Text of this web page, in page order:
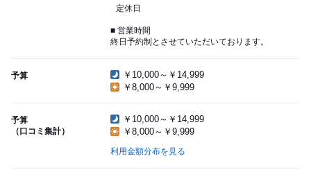
定休日
■ 営業時間
終日予約制とさせていただいております。
予算
￥10,000～￥14,999
￥8,000～￥9,999
予算
（口コミ集計）
￥10,000～￥14,999
￥8,000～￥9,999
利用金額分布を見る